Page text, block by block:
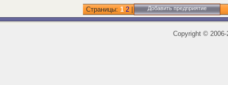
Страницы: 1 2 Добавить предприятие
Copyright ©